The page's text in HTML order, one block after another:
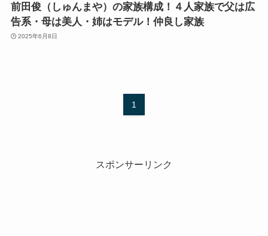
前田俊（しゅんまや）の家族構成！４人家族で父は広
告系・母は美人・姉はモデル！仲良し家族
2025年6月8日
1
スポンサーリンク